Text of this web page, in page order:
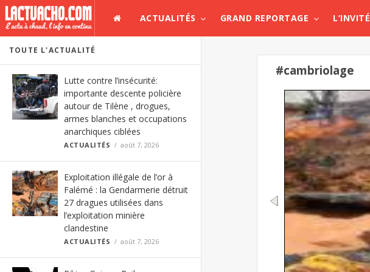
ACTUALITÉS GRAND REPORTAGE L’INVITÉ
TOUTE L'ACTUALITÉ
Lutte contre l’insécurité:
importante descente policière
autour de Tilène , drogues,
armes blanches et occupations
anarchiques ciblées
ACTUALITÉS août 7, 2026
Exploitation illégale de l’or à
Falémé : la Gendarmerie détruit
27 dragues utilisées dans
l’exploitation minière
clandestine
ACTUALITÉS août 7, 2026
#cambriolage